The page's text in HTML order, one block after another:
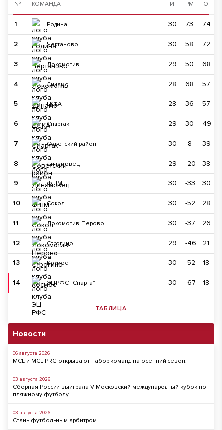
№ КОМАНДА И РМ О
1 Родина 30 73 74
2 Чертаново 30 58 72
3 Локомотив 29 50 68
4 Динамо 28 68 57
5 ЦСКА 28 36 57
6 Спартак 29 30 49
7 Советский район 30 -8 39
8 Динамовец 29 -20 38
9 ФШМ 30 -33 30
10 Сокол 30 -52 28
11 Локомотив-Перово 30 -37 26
12 Строгино 29 -46 21
13 Космос 30 -52 18
14 ЭЦ РФС "Спарта" 30 -67 18
ТАБЛИЦА
Новости
06 августа 2026
MCL и MCL PRO открывают набор команд на осенний сезон!
03 августа 2026
Сборная России выиграла V Московский международный кубок по
пляжному футболу
03 августа 2026
Стань футбольным арбитром